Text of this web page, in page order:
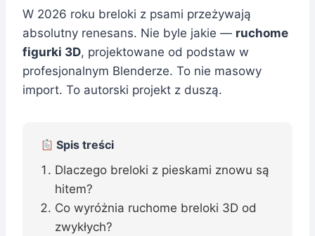
W 2026 roku breloki z psami przeżywają
absolutny renesans. Nie byle jakie — ruchome
figurki 3D, projektowane od podstaw w
profesjonalnym Blenderze. To nie masowy
import. To autorski projekt z duszą.
Spis treści
Dlaczego breloki z pieskami znowu są
hitem?
Co wyróżnia ruchome breloki 3D od
zwykłych?